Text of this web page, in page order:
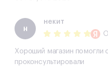
н
некит
Хороший магазин помогли
проконсультировали